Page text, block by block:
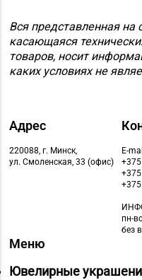
Вся представленная на
касающаяся
товаров, носит
каких условиях не
Адрес
220088, г. Минск,
ул. Смоленская, 33 (офис)
E-
пн-
без
Меню
Ювелирные